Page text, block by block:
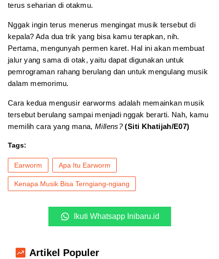
terus seharian di otakmu.
Nggak ingin terus menerus mengingat musik tersebut di
kepala? Ada dua trik yang bisa kamu terapkan, nih.
Pertama, mengunyah permen karet. Hal ini akan membuat
jalur yang sama di otak, yaitu dapat digunakan untuk
pemrograman rahang berulang dan untuk mengulang musik
dalam memorimu.
Cara kedua mengusir earworms adalah memainkan musik
tersebut berulang sampai menjadi nggak berarti. Nah, kamu
memilih cara yang mana, Millens? (Siti Khatijah/E07)
Tags:
Earworm Apa Itu Earworm
Kenapa Musik Bisa Terngiang-ngiang
Ikuti Whatsapp Inibaru.id
Artikel Populer